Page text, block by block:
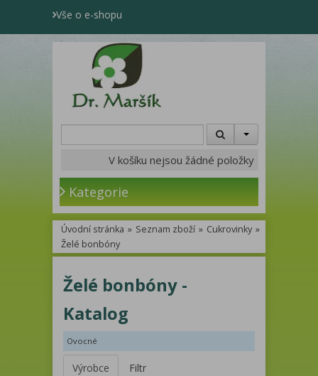
Vše o e-shopu
V košíku nejsou žádné položky
Kategorie
Úvodní stránka » Seznam zboží » Cukrovinky »
Želé bonbóny
Želé bonbóny -
Katalog
Ovocné
Výrobce Filtr